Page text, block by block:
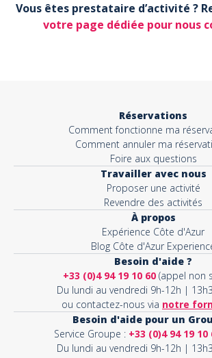
Votre email*
Vous êtes prestataire d’activité ?
votre page dédiée pour nous
Réservations
Comment fonctionne ma
Comment annuler ma
Foire aux questions
Travailler avec nous
Proposer une activité
Revendre des activités
À propos
Expérience Côte d'Azur
Blog Côte d'Azur
Besoin d'aide ?
+33 (0)4 94 19 10 60 (appel non
Du lundi au vendredi 9h-12h |
ou contactez-nous via notre
Besoin d'aide pour un
Service Groupe : +33 (0)4 94 19 10
Du lundi au vendredi 9h-12h |